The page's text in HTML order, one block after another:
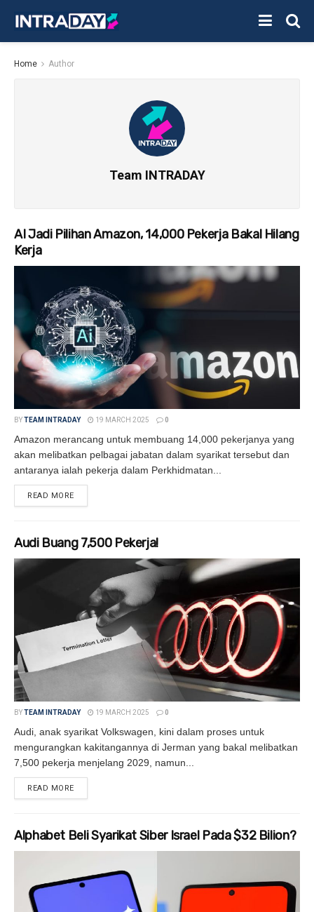
Home Author
Team INTRADAY
AI Jadi Pilihan Amazon, 14,000 Pekerja Bakal Hilang
Kerja
BYTEAM INTRADAY 19 MARCH 2025 0
Amazon merancang untuk membuang 14,000 pekerjanya yang
akan melibatkan pelbagai jabatan dalam syarikat tersebut dan
antaranya ialah pekerja dalam Perkhidmatan...
READ MORE
Audi Buang 7,500 Pekerja!
BYTEAM INTRADAY 19 MARCH 2025 0
Audi, anak syarikat Volkswagen, kini dalam proses untuk
mengurangkan kakitangannya di Jerman yang bakal melibatkan
7,500 pekerja menjelang 2029, namun...
READ MORE
Alphabet Beli Syarikat Siber Israel Pada $32 Bilion?